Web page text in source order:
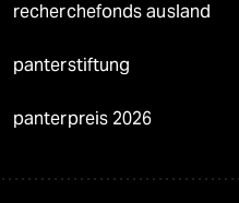
recherchefonds ausland
panterstiftung
panterpreis 2026